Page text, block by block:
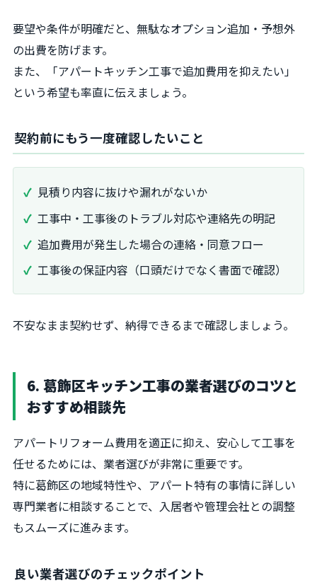
要望や条件が明確だと、無駄なオプション追加・予想外
の出費を防げます。
また、「アパートキッチン工事で追加費用を抑えたい」
という希望も率直に伝えましょう。
契約前にもう一度確認したいこと
見積り内容に抜けや漏れがないか
工事中・工事後のトラブル対応や連絡先の明記
追加費用が発生した場合の連絡・同意フロー
工事後の保証内容（口頭だけでなく書面で確認）
不安なまま契約せず、納得できるまで確認しましょう。
6. 葛飾区キッチン工事の業者選びのコツと
おすすめ相談先
アパートリフォーム費用を適正に抑え、安心して工事を
任せるためには、業者選びが非常に重要です。
特に葛飾区の地域特性や、アパート特有の事情に詳しい
専門業者に相談することで、入居者や管理会社との調整
もスムーズに進みます。
良い業者選びのチェックポイント